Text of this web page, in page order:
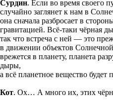
Сурдин. Если во время своего
случайно заглянет к нам в
она сначала разбросает в
гравитацией. Всё-таки чёрная
так что встреча с ней — это
в движении объектов
врежется в планету, планета
дыры,
а всё планетное вещество будет
Кот. Ох… А много их, этих